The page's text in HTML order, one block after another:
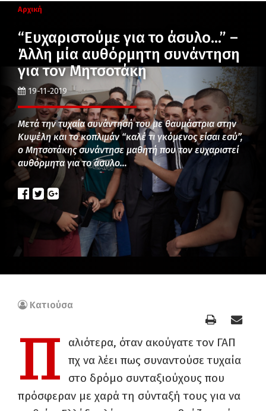
Αρχική
“Ευχαριστούμε για το άσυλο…” –
Άλλη μία αυθόρμητη συνάντηση
για τον Μητσοτάκη
19-11-2019
Μετά την τυχαία συνάντησή του με θαυμάστρια στην
Κυψέλη και το κοπλιμάν “καλέ τι γκόμενος είσαι εσύ”,
ο Μητσοτάκης συνάντησε μαθητή που τον ευχαριστεί
αυθόρμητα για το άσυλο…
Κατιούσα
Π
αλιότερα, όταν ακούγατε τον ΓΑΠ
πχ να λέει πως συναντούσε τυχαία
στο δρόμο συνταξιούχους που
πρόσφεραν με χαρά τη σύνταξή τους για να